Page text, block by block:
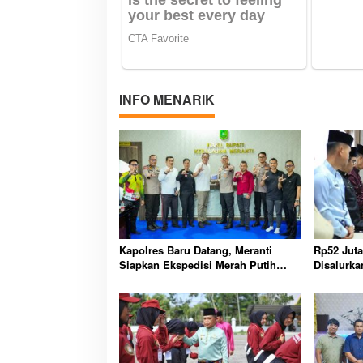
INFO MENARIK
Kapolres Baru Datang, Meranti
Siapkan Ekspedisi Merah Putih
Rp52